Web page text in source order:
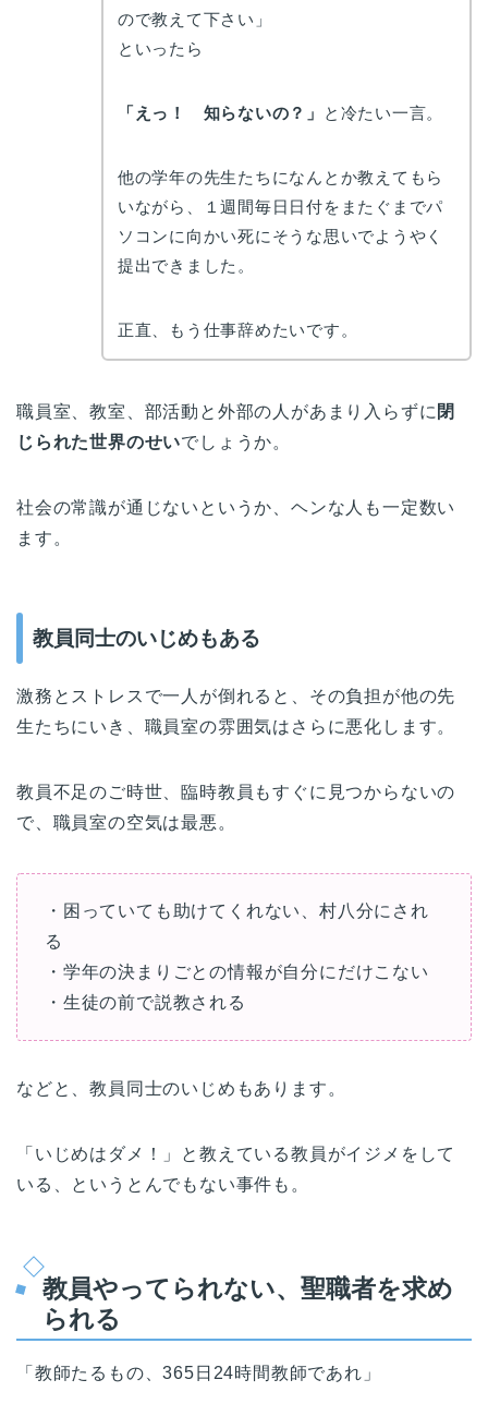
ので教えて下さい」
といったら
「えっ！ 知らないの？」 と冷たい一言。
他の学年の先生たちになんとか教えてもら
いながら、１週間毎日日付をまたぐまでパ
ソコンに向かい死にそうな思いでようやく
提出できました。
正直、もう仕事辞めたいです。
職員室、教室、部活動と外部の人があまり入らずに 閉
じられた世界のせいでしょうか。
社会の常識が通じないというか、ヘンな人も一定数い
ます。
教員同士のいじめもある
激務とストレスで一人が倒れると、その負担が他の先
生たちにいき、職員室の雰囲気はさらに悪化します。
教員不足のご時世、臨時教員もすぐに見つからないの
で、職員室の空気は最悪。
・困っていても助けてくれない、村八分にされ
る
・学年の決まりごとの情報が自分にだけこない
・生徒の前で説教される
などと、教員同士のいじめもあります。
「いじめはダメ！」と教えている教員がイジメをして
いる、というとんでもない事件も。
教員やってられない、聖職者を求め
られる
「教師たるもの、365日24時間教師であれ」